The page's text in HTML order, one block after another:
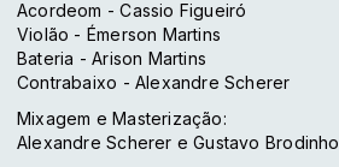
Acordeom - Cassio Figueiró
Violão - Émerson Martins
Bateria - Arison Martins
Contrabaixo - Alexandre Scherer
Mixagem e Masterização:
Alexandre Scherer e Gustavo Brodinho